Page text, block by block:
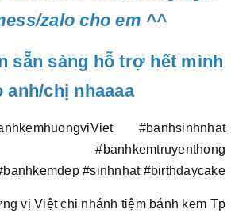
zalo cho em ^^
sẵn sàng hỗ trợ hết mình
anh/chị nhaaaa
#banhsinhnhat
#banhkemtruyenthong
#sinhnhat #birthdaycake
vị Việt chi nhánh tiệm bánh kem Tp